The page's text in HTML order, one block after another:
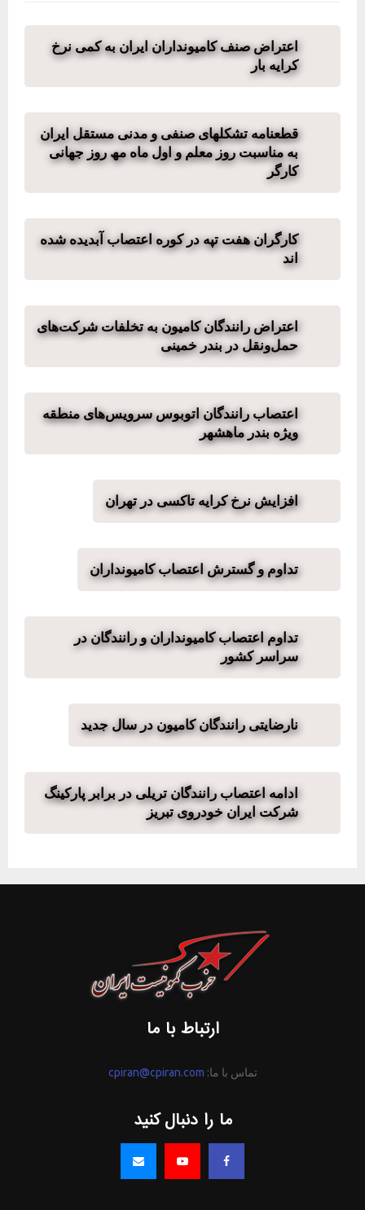
اعتراض صنف کامیونداران ایران به کمی نرخ
کرایه بار
قطعنامه تشکلھای صنفی و مدنی مستقل ایران
به مناسبت روز معلم و اول ماه مھ روز جھانی
کارگر
کارگران هفت تپه در کوره اعتصاب آبدیده شده
اند
اعتراض رانندگان کامیون به تخلفات شرکت‌های
حمل‌ونقل در بندر خمینی
اعتصاب رانندگان اتوبوس سرویس‌های منطقه
ویژه بندر ماهشهر
افزایش نرخ کرایه تاکسی‌ در تهران
تداوم و گسترش اعتصاب کامیونداران
تداوم اعتصاب کامیونداران و رانندگان در
سراسر کشور
نارضایتی رانندگان کامیون در سال جدید
ادامه اعتصاب رانندگان تریلی در برابر پارکینگ
شرکت ایران خودروی تبریز
ارتباط با ما
تماس با ما: cpiran@cpiran.com
ما را دنبال کنید